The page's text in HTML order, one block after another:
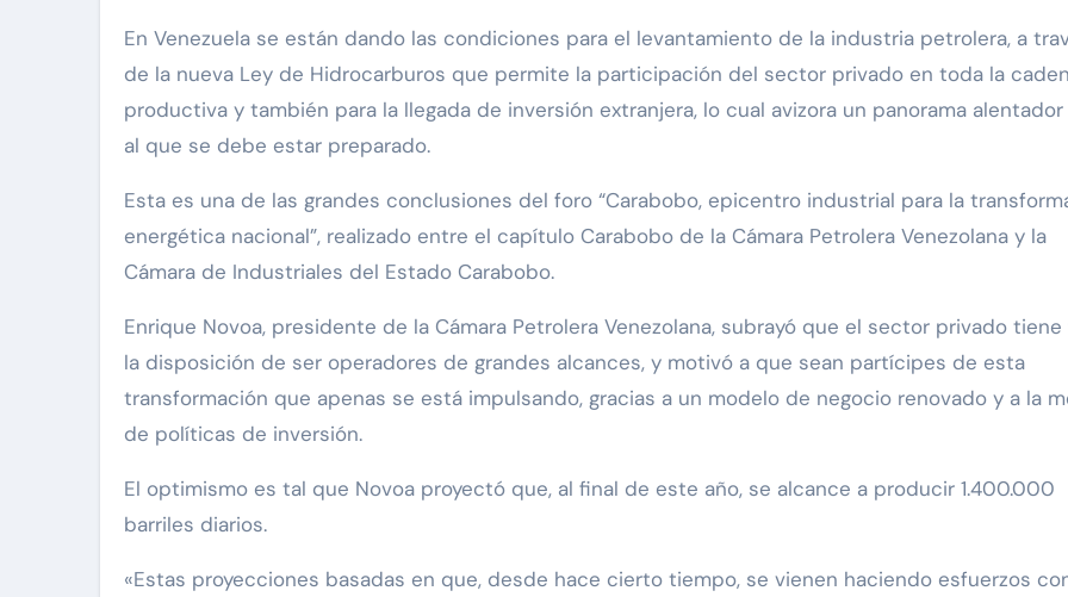
En Venezuela se están dando las condiciones para el levantamiento de la industria petrolera, a
de la nueva Ley de Hidrocarburos que permite la participación del sector privado en toda la
productiva y también para la llegada de inversión extranjera, lo cual avizora un panorama alentador
al que se debe estar preparado.
Esta es una de las grandes conclusiones del foro “Carabobo, epicentro industrial para la
energética nacional”, realizado entre el capítulo Carabobo de la Cámara Petrolera Venezolana y la
Cámara de Industriales del Estado Carabobo.
Enrique Novoa, presidente de la Cámara Petrolera Venezolana, subrayó que el sector privado
la disposición de ser operadores de grandes alcances, y motivó a que sean partícipes de esta
transformación que apenas se está impulsando, gracias a un modelo de negocio renovado y a la
de políticas de inversión.
El optimismo es tal que Novoa proyectó que, al final de este año, se alcance a producir 1.400.000
barriles diarios.
«Estas proyecciones basadas en que, desde hace cierto tiempo, se vienen haciendo esfuerzos